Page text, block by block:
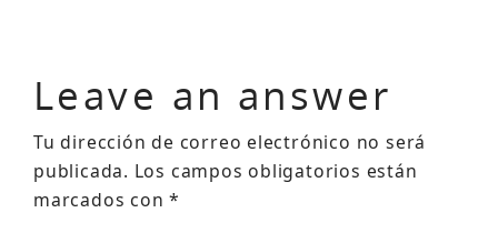
Leave an answer
Tu dirección de correo electrónico no será
publicada. Los campos obligatorios están
marcados con*